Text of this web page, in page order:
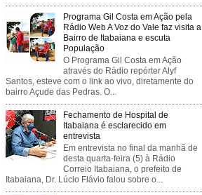
Programa Gil Costa em Ação pela
Rádio Web A Voz do Vale faz visita a
Bairro de Itabaiana e escuta
População
O Programa Gil Costa em Ação
através do Rádio repórter Alyf
Santos, esteve com o link ao vivo, diretamente do
bairro Açude das Pedras. O...
Fechamento de Hospital de
Itabaiana é esclarecido em
entrevista
Em entrevista no final da manhã de
desta quarta-feira (5) à Rádio
Correio Itabaiana, o prefeito de
Itabaiana, Dr. Lúcio Flávio falou sobre o...